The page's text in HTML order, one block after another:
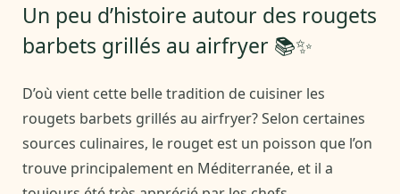
Un peu d’histoire autour des rougets
barbets grillés au airfryer 📚✨
D’où vient cette belle tradition de cuisiner les
rougets barbets grillés au airfryer? Selon certaines
sources culinaires, le rouget est un poisson que l’on
trouve principalement en Méditerranée, et il a